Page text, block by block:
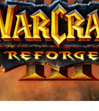
BÁSICA